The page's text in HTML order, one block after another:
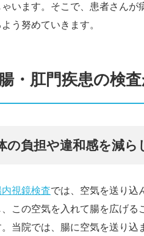
ゃいます。そこで、患者さん
う努めていきます。
・肛門疾患の検
の負担や違和感を減ら
内視鏡検査では、空気を送り込
この空気を入れて腸を広げる
。当院では、腸に空気を送り